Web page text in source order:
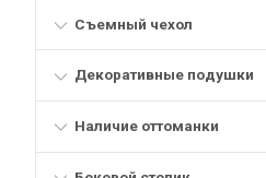
Съемный чехол
Декоративные подушки
Наличие оттоманки